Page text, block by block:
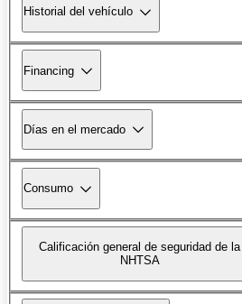
Historial del vehículo
Financing
Días en el mercado
Consumo
Calificación general de seguridad de la
NHTSA